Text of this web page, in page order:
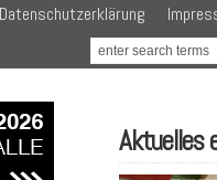
Datenschutzerklärung
Aktuelles